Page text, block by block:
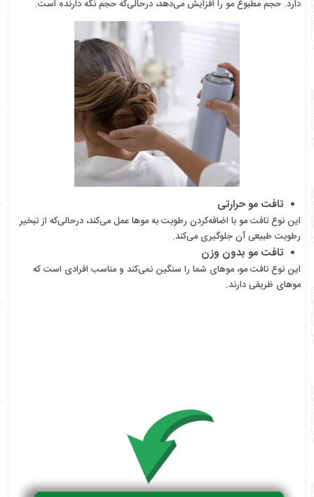
دارد. حجم مطبوع مو را افزایش می‌دهد، درحالی‌که حجم نگه دارنده است.
تافت مو حرارتی
این نوع تافت مو با اضافه‌کردن رطوبت به موها عمل می‌کند، درحالی‌که از تبخیر
رطوبت طبیعی آن جلوگیری می‌کند.
تافت مو بدون وزن
این نوع تافت مو، موهای شما را سنگین نمی‌کند و مناسب افرادی است که
موهای ظریفی دارند.